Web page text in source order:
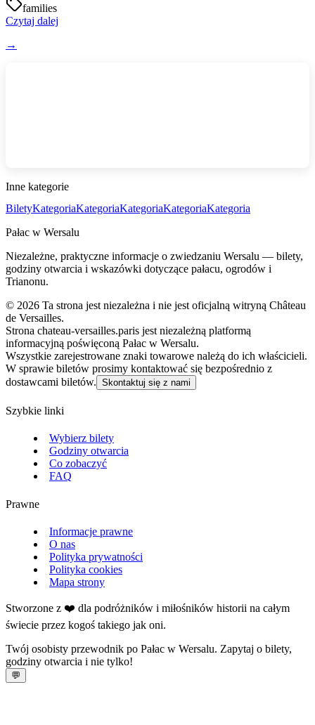
families
Czytaj dalej
→
Inne kategorie
BiletyKategoriaKategoriaKategoriaKategoriaKategoria
Pałac w Wersalu
Niezależne, praktyczne informacje o zwiedzaniu Wersalu — bilety,
godziny otwarcia i wskazówki dotyczące pałacu, ogrodów i
Trianonu.
© 2026 Ta strona jest niezależna i nie jest oficjalną witryną Château
de Versailles.
Strona chateau-versailles.paris jest niezależną platformą
informacyjną poświęconą Pałac w Wersalu.
Wszystkie zarejestrowane znaki towarowe należą do ich właścicieli.
W sprawie biletów prosimy kontaktować się bezpośrednio z
dostawcami biletów. Skontaktuj się z nami
Szybkie linki
Wybierz bilety
Godziny otwarcia
Co zobaczyć
FAQ
Prawne
Informacje prawne
O nas
Polityka prywatności
Polityka cookies
Mapa strony
Stworzone z ❤️ dla podróżników i miłośników historii na całym
świecie przez kogoś takiego jak oni.
Twój osobisty przewodnik po Pałac w Wersalu. Zapytaj o bilety,
godziny otwarcia i nie tylko!
💬